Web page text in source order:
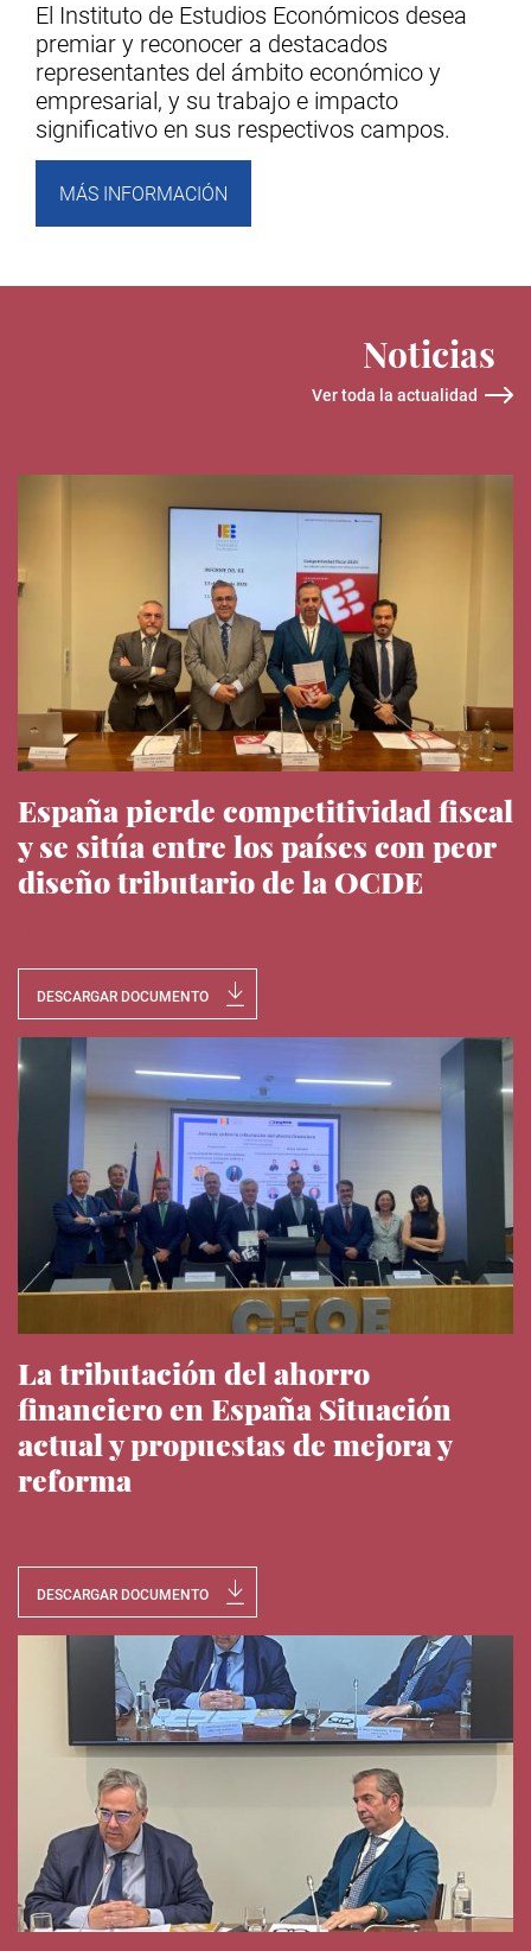
El Instituto de Estudios Económicos desea
premiar y reconocer a destacados
representantes del ámbito económico y
empresarial, y su trabajo e impacto
significativo en sus respectivos campos.
MÁS INFORMACIÓN
Noticias
Ver toda la actualidad
España pierde competitividad fiscal
y se sitúa entre los países con peor
diseño tributario de la OCDE
DESCARGAR DOCUMENTO
La tributación del ahorro
financiero en España Situación
actual y propuestas de mejora y
reforma
DESCARGAR DOCUMENTO